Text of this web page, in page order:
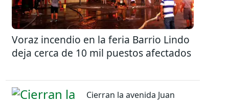
Voraz incendio en la feria Barrio Lindo
deja cerca de 10 mil puestos afectados
Cierran la avenida Juan